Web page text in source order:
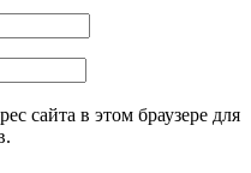
сайта в этом браузере для